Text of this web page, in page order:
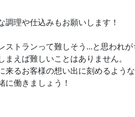
調理や仕込みもお願いします！
ストランって難しそう...と思われが
まえば難しいことはありません。
来るお客様の想い出に刻めるよう
に働きましょう！